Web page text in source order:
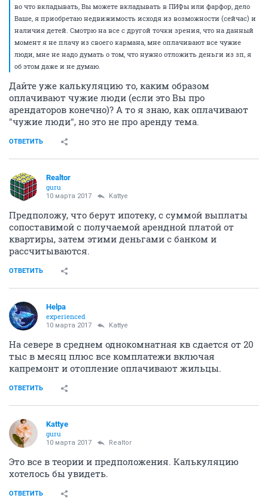
во что вкладывать, Вы можете вкладывать в ПИФы или фарфор, дело
Ваше, я приобретаю недвижимость исходя из возможности (сейчас) и
наличия детей. Смотрю на все с другой точки зрения, что на данный
момент я не плачу из своего кармана, мне оплачивают все чужие
люди, мне не надо думать о том, что нужно отложить деньги из зп, я
об этом даже и не думаю.
Дайте уже калькуляцию то, каким образом
оплачивают чужие люди (если это Вы про
арендаторов конечно)? А то я знаю, как оплачивают
"чужие люди", но это не про аренду тема.
ОТВЕТИТЬ
Realtor
guru
10 марта 2017 Kattye
Предположу, что берут ипотеку, с суммой выплаты
сопоставимой с получаемой арендной платой от
квартиры, затем этими деньгами с банком и
рассчитываются.
ОТВЕТИТЬ
Helpa
experienced
10 марта 2017 Kattye
На севере в среднем однокомнатная кв сдается от 20
тыс в месяц плюс все комплатежи включая
капремонт и отопление оплачивают жильцы.
ОТВЕТИТЬ
Kattye
guru
10 марта 2017 Realtor
Это все в теории и предположения. Калькуляцию
хотелось бы увидеть.
ОТВЕТИТЬ